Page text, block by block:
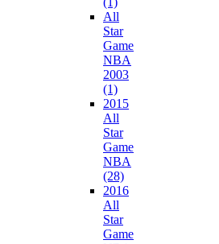
All
Star
Game
NBA
2003
(1)
2015
All
Star
Game
NBA
(28)
2016
All
Star
Game